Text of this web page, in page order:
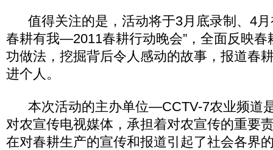
值得关注的是，活动将于3月底录制、4月
春耕有我—2011春耕行动晚会”，全面反映春
功做法，挖掘背后令人感动的故事，报道春
进个人。
本次活动的主办单位—CCTV-7农业频道
对农宣传电视媒体，承担着对农宣传的重要
在对春耕生产的宣传和报道引起了社会各界